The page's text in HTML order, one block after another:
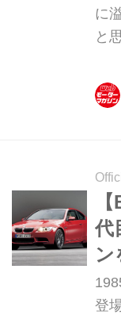
に
と
納
生
代
ン
登